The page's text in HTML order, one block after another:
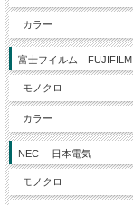
カラー
富士フイルム FUJIFILM
モノクロ
カラー
NEC 日本電気
モノクロ